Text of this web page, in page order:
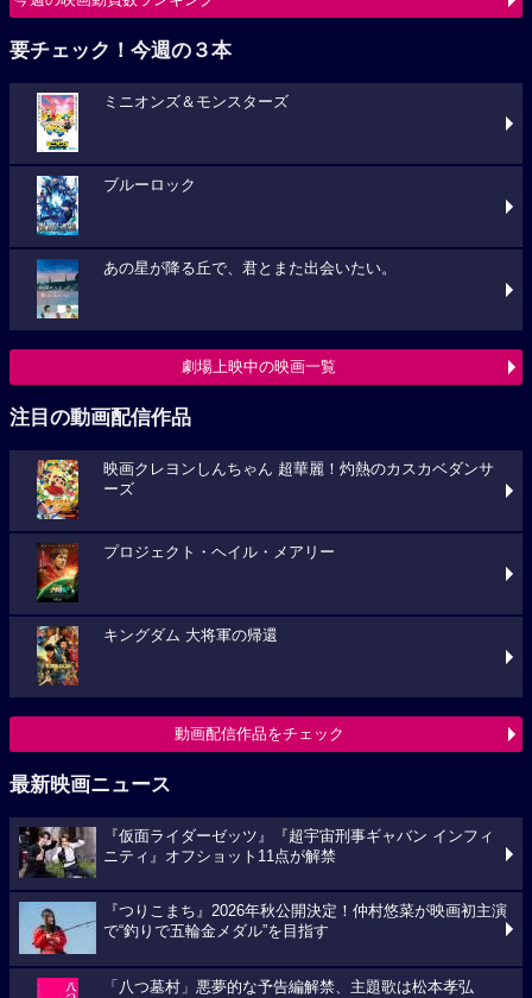
要チェック！今週の３本
ミニオンズ＆モンスターズ
ブルーロック
あの星が降る丘で、君とまた出会いたい。
劇場上映中の映画一覧
注目の動画配信作品
映画クレヨンしんちゃん 超華麗！灼熱のカスカベダンサ
ーズ
プロジェクト・ヘイル・メアリー
キングダム 大将軍の帰還
動画配信作品をチェック
最新映画ニュース
『仮面ライダーゼッツ』『超宇宙刑事ギャバン インフィ
ニティ』オフショット11点が解禁
『つりこまち』2026年秋公開決定！仲村悠菜が映画初主演
で“釣りで五輪金メダル”を目指す
「八つ墓村」悪夢的な予告編解禁、主題歌は松本孝弘